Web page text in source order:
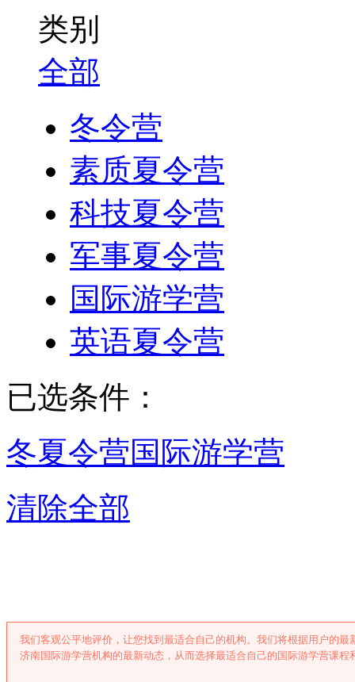
类别
全部
冬令营
素质夏令营
科技夏令营
军事夏令营
国际游学营
英语夏令营
已选条件：
冬夏令营国际游学营
清除全部
我们客观公平地评价，让您找到最适合自己的机构。我们将根据用户的
济南国际游学营机构的最新动态，从而选择最适合自己的国际游学营课程